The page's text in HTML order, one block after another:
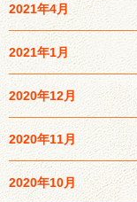
2021年4月
2021年1月
2020年12月
2020年11月
2020年10月